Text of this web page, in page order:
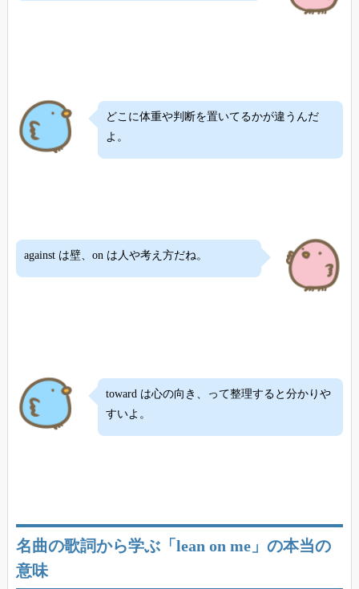
どこに体重や判断を置いてるかが違うんだ
よ。
against は壁、on は人や考え方だね。
toward は心の向き、って整理すると分かりや
すいよ。
名曲の歌詞から学ぶ「lean on me」の本当の
意味